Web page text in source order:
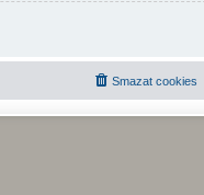
Smazat cookies